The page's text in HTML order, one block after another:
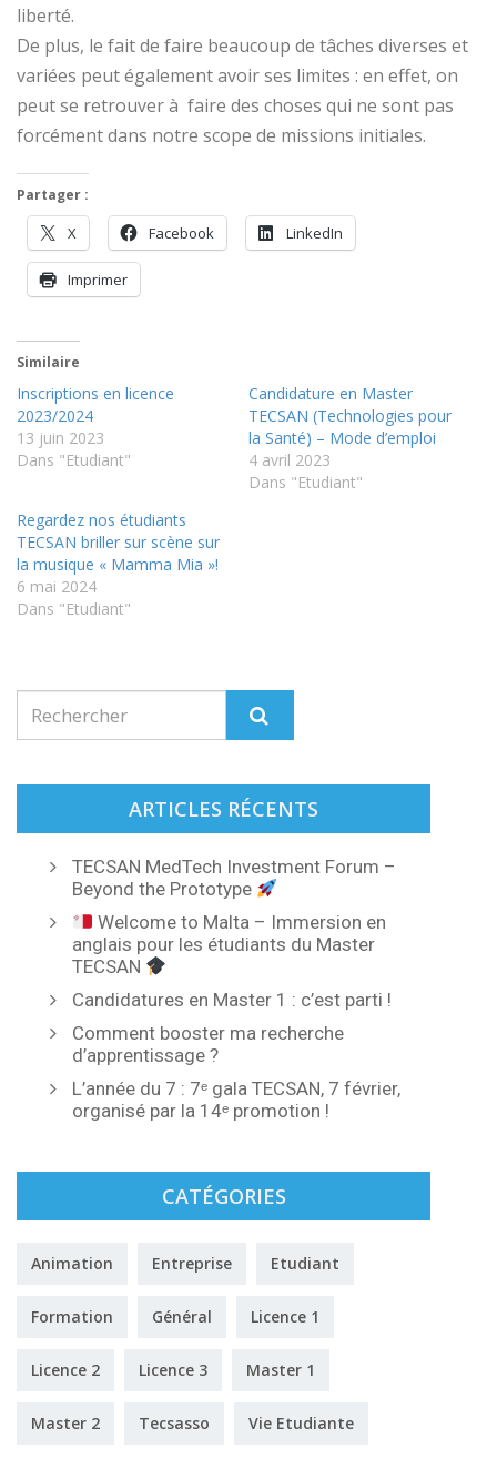
liberté.
De plus, le fait de faire beaucoup de tâches diverses et
variées peut également avoir ses limites : en effet, on
peut se retrouver à faire des choses qui ne sont pas
forcément dans notre scope de missions initiales.
Partager :
X Facebook LinkedIn
Imprimer
Similaire
Inscriptions en licence
2023/2024
13 juin 2023
Dans "Etudiant"
Candidature en Master
TECSAN (Technologies pour
la Santé) – Mode d’emploi
4 avril 2023
Dans "Etudiant"
Regardez nos étudiants
TECSAN briller sur scène sur
la musique « Mamma Mia »!
6 mai 2024
Dans "Etudiant"
ARTICLES RÉCENTS
TECSAN MedTech Investment Forum –
Beyond the Prototype
Welcome to Malta – Immersion en
anglais pour les étudiants du Master
TECSAN
Candidatures en Master 1 : c’est parti !
Comment booster ma recherche
d’apprentissage ?
L’année du 7 : 7ᵉ gala TECSAN, 7 février,
organisé par la 14ᵉ promotion !
CATÉGORIES
Animation Entreprise Etudiant
Formation Général Licence 1
Licence 2 Licence 3 Master 1
Master 2 Tecsasso Vie Etudiante